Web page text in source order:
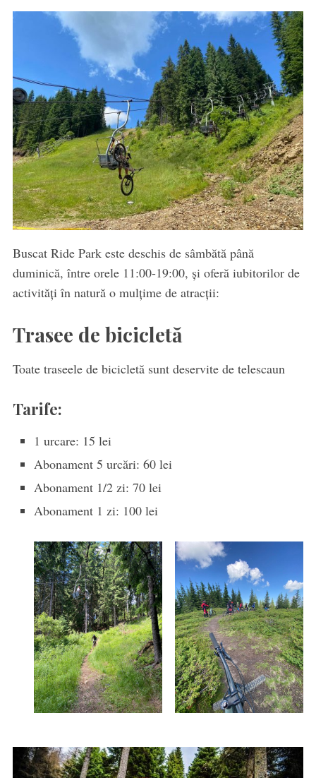
Buscat Ride Park este deschis de sâmbătă până
duminică, între orele 11:00-19:00, și oferă iubitorilor de
activități în natură o mulțime de atracții:
Trasee de bicicletă
Toate traseele de bicicletă sunt deservite de telescaun
Tarife:
1 urcare: 15 lei
Abonament 5 urcări: 60 lei
Abonament 1/2 zi: 70 lei
Abonament 1 zi: 100 lei